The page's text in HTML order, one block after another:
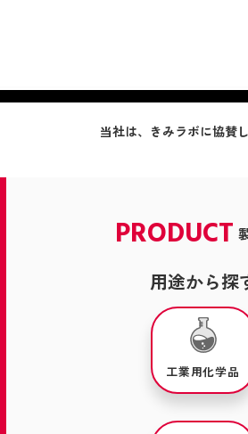
当社は、きみラボに協賛
PRODUCT
用途から探
工業用化学品